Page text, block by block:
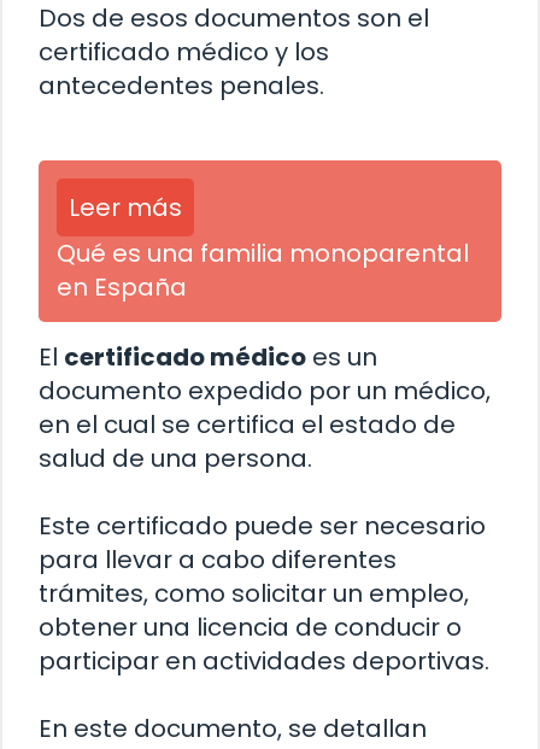
Dos de esos documentos son el
certificado médico y los
antecedentes penales.
Leer más
Qué es una familia monoparental
en España
El certificado médico es un
documento expedido por un médico,
en el cual se certifica el estado de
salud de una persona.
Este certificado puede ser necesario
para llevar a cabo diferentes
trámites, como solicitar un empleo,
obtener una licencia de conducir o
participar en actividades deportivas.
En este documento, se detallan